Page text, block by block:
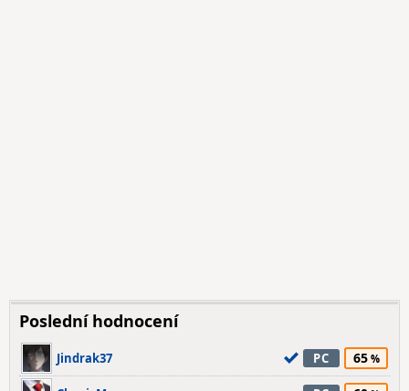
Poslední hodnocení
Jindrak37 PC 65